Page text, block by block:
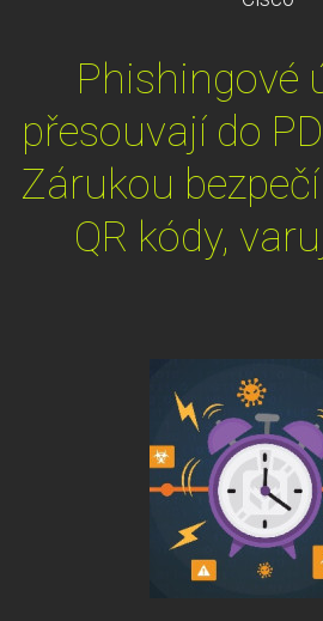
Phishingové
přesouvají do
Zárukou
QR kódy,